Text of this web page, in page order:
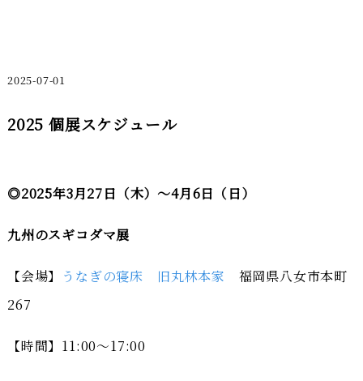
2025-07-01
2025 個展スケジュール
◎2025年3月27日（木）～4月6日（日）
九州のスギコダマ展
【会場】 うなぎの寝床 旧丸林本家 福岡県八女市本町
267
【時間】11:00～17:00